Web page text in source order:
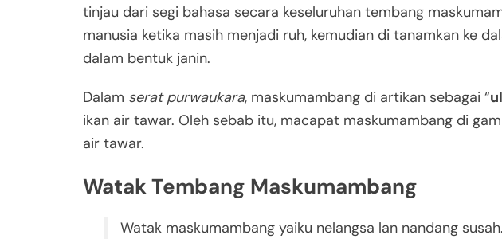
tinjau dari segi bahasa secara keseluruhan tembang
manusia ketika masih menjadi ruh, kemudian di tanamkan ke
dalam bentuk janin.
Dalam serat purwaukara, maskumambang di artikan sebagai “
ikan air tawar. Oleh sebab itu, macapat maskumambang di
air tawar.
Watak Tembang Maskumambang
Watak maskumambang yaiku nelangsa lan nandang susah.